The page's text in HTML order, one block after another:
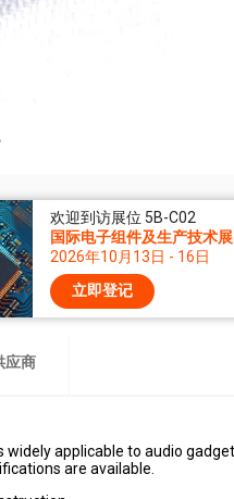
欢迎到访展位 5B-C02
国际电子组件及生产技术
2026年10月13日 - 16日
立即登记
应商
widely applicable to audio
are available.